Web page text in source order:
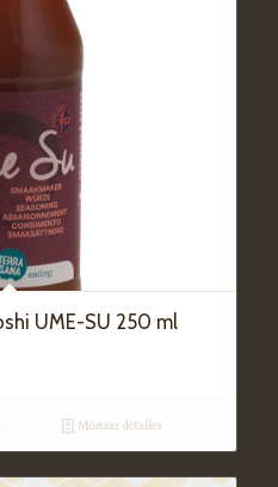
UME-SU 250 ml
Mostrar detalles